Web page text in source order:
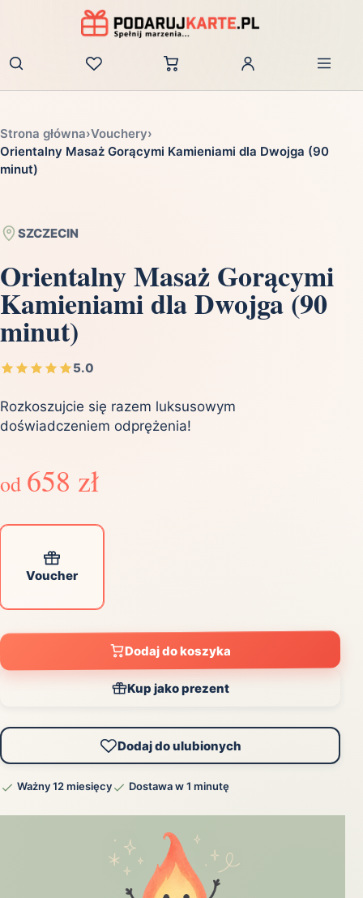
Zaloguj
Strona główna›Vouchery›
Orientalny Masaż Gorącymi Kamieniami dla Dwojga (90
minut)
SZCZECIN
Orientalny Masaż Gorącymi
Kamieniami dla Dwojga (90
minut)
5.0
Rozkoszujcie się razem luksusowym
doświadczeniem odprężenia!
od 658 zł
Voucher
Dodaj do koszyka
Kup jako prezent
Dodaj do ulubionych
Ważny 12 miesięcy Dostawa w 1 minutę